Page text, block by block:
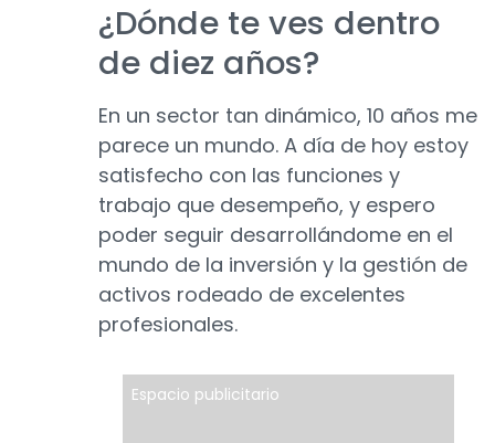
¿Dónde te ves dentro
de diez años?
En un sector tan dinámico, 10 años me
parece un mundo. A día de hoy estoy
satisfecho con las funciones y
trabajo que desempeño, y espero
poder seguir desarrollándome en el
mundo de la inversión y la gestión de
activos rodeado de excelentes
profesionales.
Espacio publicitario